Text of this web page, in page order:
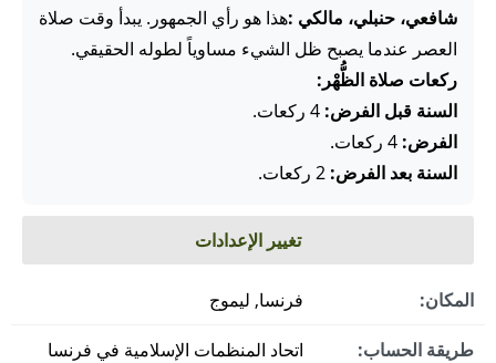
شافعي، حنبلي، مالكي :هذا هو رأي الجمهور. يبدأ وقت صلاة
العصر عندما يصبح ظل الشيء مساوياً لطوله الحقيقي.
ركعات صلاة الظُّهْر:
السنة قبل الفرض:
الفرض:
السنة بعد الفرض:
تغيير الإعدادات
المكان: فرنسا, ليموج
طريقة الحساب: اتحاد المنظمات الإسلامية في فرنسا